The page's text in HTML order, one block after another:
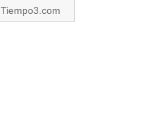
Tiempo3.com